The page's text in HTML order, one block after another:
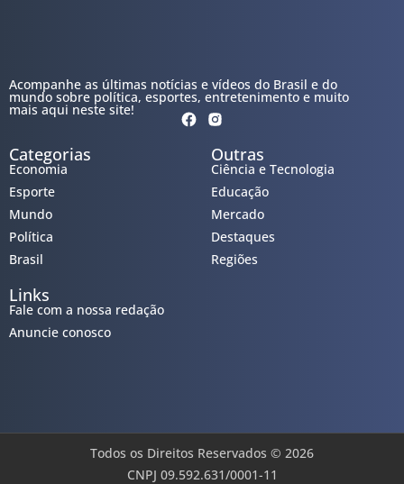
Acompanhe as últimas notícias e vídeos do Brasil e do
mundo sobre política, esportes, entretenimento e muito
mais aqui neste site!
Categorias
Economia
Esporte
Mundo
Política
Brasil
Outras
Ciência e Tecnologia
Educação
Mercado
Destaques
Regiões
Links
Fale com a nossa redação
Anuncie conosco
Todos os Direitos Reservados © 2026
CNPJ 09.592.631/0001-11